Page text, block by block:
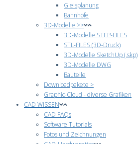
Gleisplanung
Bahnhöfe
3D-Modelle >>
3D-Modelle STEP-FILES
STL-FILES (3D-Druck)
3D-Modelle SketchUp (.skp)
3D-Modelle DWG
Bauteile
Downloadpakete >
Graphic-Cloud - diverse Grafiken
CAD WISSEN
CAD FAQs
Software Tutorials
Fotos und Zeichnungen